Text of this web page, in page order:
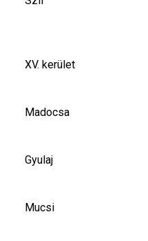
XV. kerület
Madocsa
Gyulaj
Mucsi